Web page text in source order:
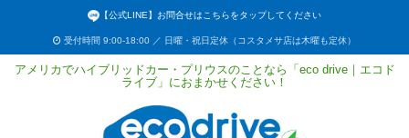
【公式LINE】お問合せはこちらをタップしてください
受付時間 9:00-18:00 ／ 日曜・祝日定休（コスタメサ店は木曜も定休）
アメリカでハイブリッドカー・プリウスのことなら「eco drive｜エコド
ライブ」におまかせください！